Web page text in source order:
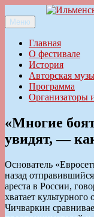
к
содержимому
Ильменский
Меню
Главная
О фестивале
История
Авторская
Программа
Организаторы
«Многие
увидят, —
Основатель
назад
ареста в России,
хватает
Чичваркин